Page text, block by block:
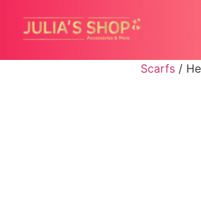
Scarfs /